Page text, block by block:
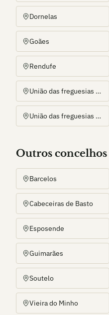
Dornelas
Goães
Rendufe
União das freguesias de Caldelas, Sequeiros e Paranhos
União das freguesias de Torre e Portela
Outros concelhos
Barcelos
Cabeceiras de Basto
Esposende
Guimarães
Soutelo
Vieira do Minho